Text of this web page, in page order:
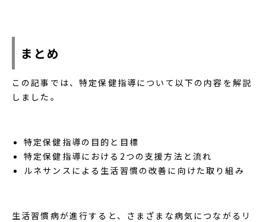
まとめ
この記事では、特定保健指導について以下の内容を解説
しました。
特定保健指導の目的と目標
特定保健指導における2つの支援方法と流れ
ルネサンスによる生活習慣の改善に向けた取り組み
生活習慣病が進行すると、さまざまな病気につながるリ